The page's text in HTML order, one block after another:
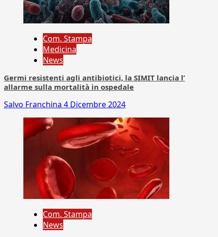
Com. Stampa
Medicina
News
Germi resistenti agli antibiotici, la SIMIT lancia l’
allarme sulla mortalità in ospedale
Salvo Franchina 4 Dicembre 2024
Com. Stampa
News